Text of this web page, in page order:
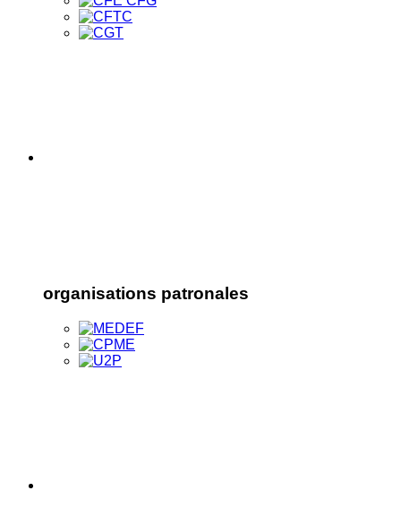
organisations patronales